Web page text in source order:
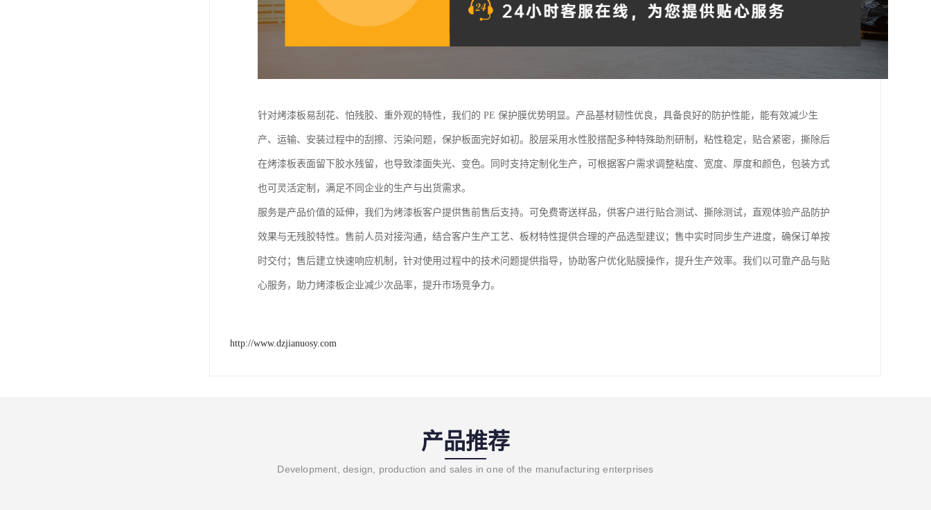
针对烤漆板易刮花、怕残胶、重外观的特性，我们的 PE 保护膜优势明显。产品基材韧性优良，具备良好的防护性能，能有效减少生
产、运输、安装过程中的刮擦、污染问题，保护板面完好如初。胶层采用水性胶搭配多种特殊助剂研制，粘性稳定，贴合紧密，撕除后
在烤漆板表面留下胶水残留，也导致漆面失光、变色。同时支持定制化生产，可根据客户需求调整粘度、宽度、厚度和颜色，包装方式
也可灵活定制，满足不同企业的生产与出货需求。
服务是产品价值的延伸，我们为烤漆板客户提供售前售后支持。可免费寄送样品，供客户进行贴合测试、撕除测试，直观体验产品防护
效果与无残胶特性。售前人员对接沟通，结合客户生产工艺、板材特性提供合理的产品选型建议；售中实时同步生产进度，确保订单按
时交付；售后建立快速响应机制，针对使用过程中的技术问题提供指导，协助客户优化贴膜操作，提升生产效率。我们以可靠产品与贴
心服务，助力烤漆板企业减少次品率，提升市场竞争力。
http://www.dzjianuosy.com
产品推荐
Development, design, production and sales in one of the manufacturing enterprises